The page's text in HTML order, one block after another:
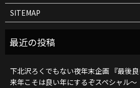
SITEMAP
下北沢ろくでもない夜年末企画 『最後
来年こそは良い年にするぞスペシャル～